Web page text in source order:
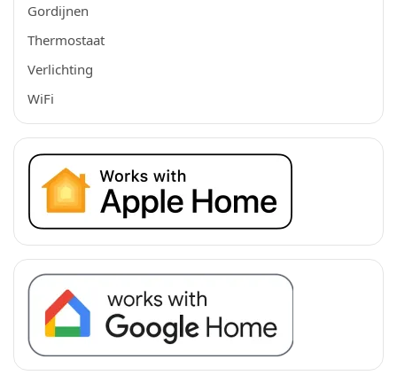
Gordijnen
Thermostaat
Verlichting
WiFi